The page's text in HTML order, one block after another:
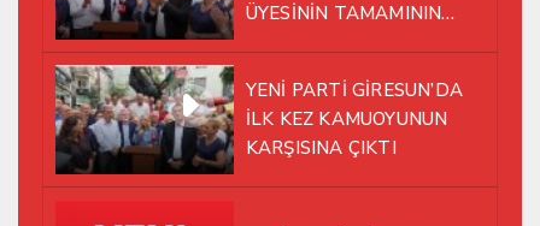
ÜYESİNİN TAMAMININ
YÜRÜMEYE KARAR VERDİK
YENİ PARTİ GİRESUN’DA
İLK KEZ KAMUOYUNUN
KARŞISINA ÇIKTI